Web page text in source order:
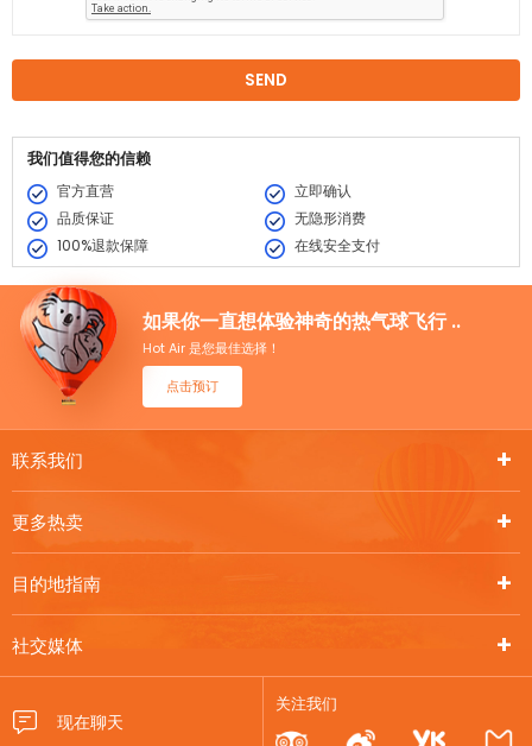
我们值得您的信赖
官方直营
立即确认
品质保证
无隐形消费
100%退款保障
在线安全支付
如果你一直想体验神奇的热气球飞行 ..
Hot Air 是您最佳选择！
点击预订
更多热卖
目的地指南
社交媒体
联系我们
关注我们